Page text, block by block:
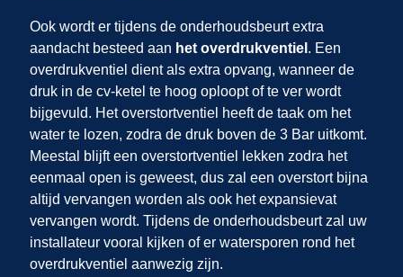
Ook wordt er tijdens de onderhoudsbeurt extra
aandacht besteed aan het overdrukventiel . Een
overdrukventiel dient als extra opvang, wanneer de
druk in de cv-ketel te hoog oploopt of te ver wordt
bijgevuld. Het overstortventiel heeft de taak om het
water te lozen, zodra de druk boven de 3 Bar uitkomt.
Meestal blijft een overstortventiel lekken zodra het
eenmaal open is geweest, dus zal een overstort bijna
altijd vervangen worden als ook het expansievat
vervangen wordt. Tijdens de onderhoudsbeurt zal uw
installateur vooral kijken of er watersporen rond het
overdrukventiel aanwezig zijn.